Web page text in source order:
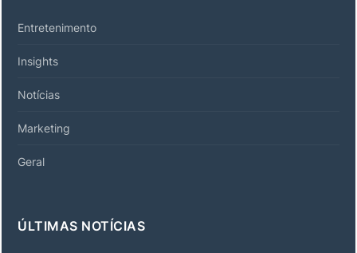
Entretenimento
Insights
Notícias
Marketing
Geral
ÚLTIMAS NOTÍCIAS